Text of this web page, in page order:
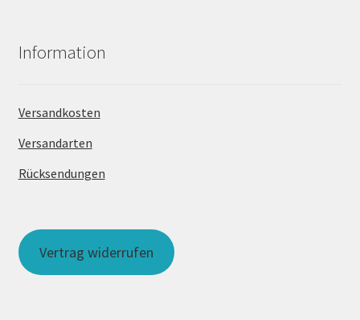
Information
Versandkosten
Versandarten
Rücksendungen
Vertrag widerrufen